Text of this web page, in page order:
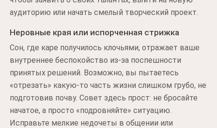
аудиторию или начать смелый творческий проект.
Неровные края или испорченная стрижка
Сон, где каре получилось клочьями, отражает ваше
внутреннее беспокойство из-за поспешности
принятых решений. Возможно, вы пытаетесь
«отрезать» какую-то часть жизни слишком грубо, не
подготовив почву. Совет здесь прост: не бросайте
начатое, а просто «подровняйте» ситуацию.
Исправьте мелкие недочеты в общении или